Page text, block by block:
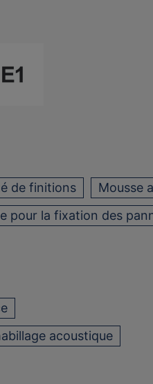
de finitions
Mousse
pour la fixation des
acoustique